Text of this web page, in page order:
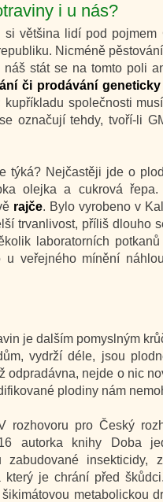
i u nás?
většina lidí pod pojmem
Nicméně
stát se na tomto poli
či prodávání
společnosti
označují tehdy, tvoří-li
týká? Nejčastěji jde o
olejka a cukrová
rajče. Bylo vyrobeno v
trvanlivost, příliš dlouho
laboratorních
u veřejného mínění
je dalším pomyslným
vydrží déle, jsou
nejde o nic
plodiny nám
rozhovoru pro Český
autorka knihy Doba
insekticidy,
je chrání před
metabolickou